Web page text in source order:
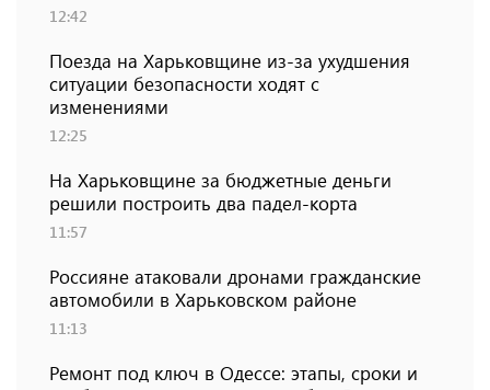
12:42
Поезда на Харьковщине из-за ухудшения
ситуации безопасности ходят с
изменениями
12:25
На Харьковщине за бюджетные деньги
решили построить два падел-корта
11:57
Россияне атаковали дронами гражданские
автомобили в Харьковском районе
11:13
Ремонт под ключ в Одессе: этапы, сроки и